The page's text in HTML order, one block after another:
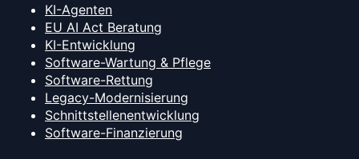
KI-Agenten
EU AI Act Beratung
KI-Entwicklung
Software-Wartung & Pflege
Software-Rettung
Legacy-Modernisierung
Schnittstellenentwicklung
Software-Finanzierung